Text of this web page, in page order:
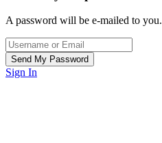
A password will be e-mailed to you.
Sign In